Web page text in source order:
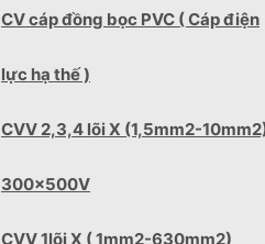
CV cáp đồng bọc PVC ( Cáp điện
lực hạ thế )
CVV 2,3,4 lõi X (1,5mm2-
300x500V
CVV 1lõi X ( 1mm2-630mm2)